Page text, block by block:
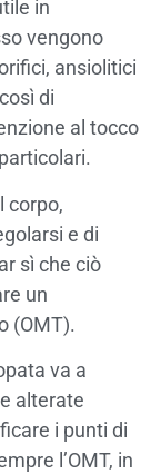
in
vengono
ansiolitici
di
al tocco
corpo,
e di
sì che ciò
un
(OMT).
va a
alterate
i punti di
l’OMT, in